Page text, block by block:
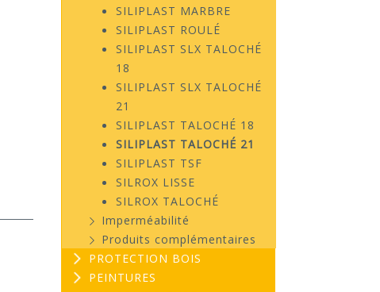
SILIPLAST MARBRE
SILIPLAST ROULÉ
SILIPLAST SLX TALOCHÉ
18
SILIPLAST SLX TALOCHÉ
21
SILIPLAST TALOCHÉ 18
SILIPLAST TALOCHÉ 21
SILIPLAST TSF
SILROX LISSE
SILROX TALOCHÉ
Imperméabilité
Produits complémentaires
PROTECTION BOIS
PEINTURES